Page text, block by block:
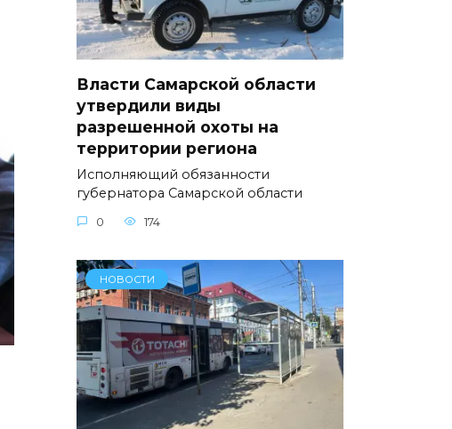
Власти Самарской области
утвердили виды
разрешенной охоты на
территории региона
Исполняющий обязанности
губернатора Самарской области
0 174
НОВОСТИ